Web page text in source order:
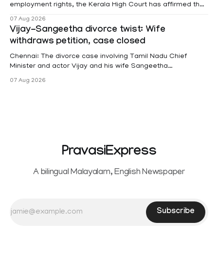
employment rights, the Kerala High Court has affirmed that
female contractual staff employed in government-funded
projects are eligible for paid medical leave following
hysterectomy surgery under the Kerala Service Rules
(KSR). The court noted that since essential benefits like
maternity
07 Aug 2026
Vijay-Sangeetha divorce twist: Wife
withdraws petition, case closed
Chennai: The divorce case involving Tamil Nadu Chief
Minister and actor Vijay and his wife Sangeetha
Sowrnalingam has taken a new turn after Sangeetha
Sowrnalingam has taken a new turn after Sangeetha
07 Aug 2026
PravasiExpress
A bilingual Malayalam, English Newspaper
Subscribe